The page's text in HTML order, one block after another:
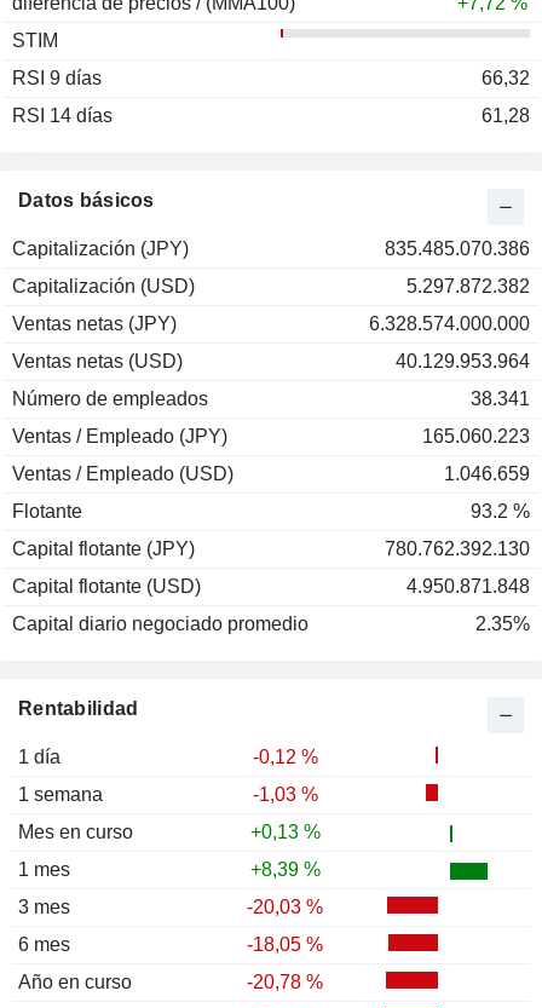
Rentabilidad
1 día
-0,12 %
1 semana
-1,03 %
Mes en curso
+0,13 %
1 mes
+8,39 %
3 mes
-20,03 %
6 mes
-18,05 %
Año en curso
-20,78 %
Datos básicos
Capitalización (JPY)
835.485.070.386
Capitalización (USD)
5.297.872.382
Ventas netas (JPY)
6.328.574.000.000
Ventas netas (USD)
40.129.953.964
Número de empleados
38.341
Ventas / Empleado (JPY)
165.060.223
Ventas / Empleado (USD)
1.046.659
Flotante
93.2 %
Capital flotante (JPY)
780.762.392.130
Capital flotante (USD)
4.950.871.848
Capital diario negociado promedio
2.35%
STIM
RSI 9 días
66,32
RSI 14 días
61,28
2003
2002
2001
1999
1997
1996
-29,73 %